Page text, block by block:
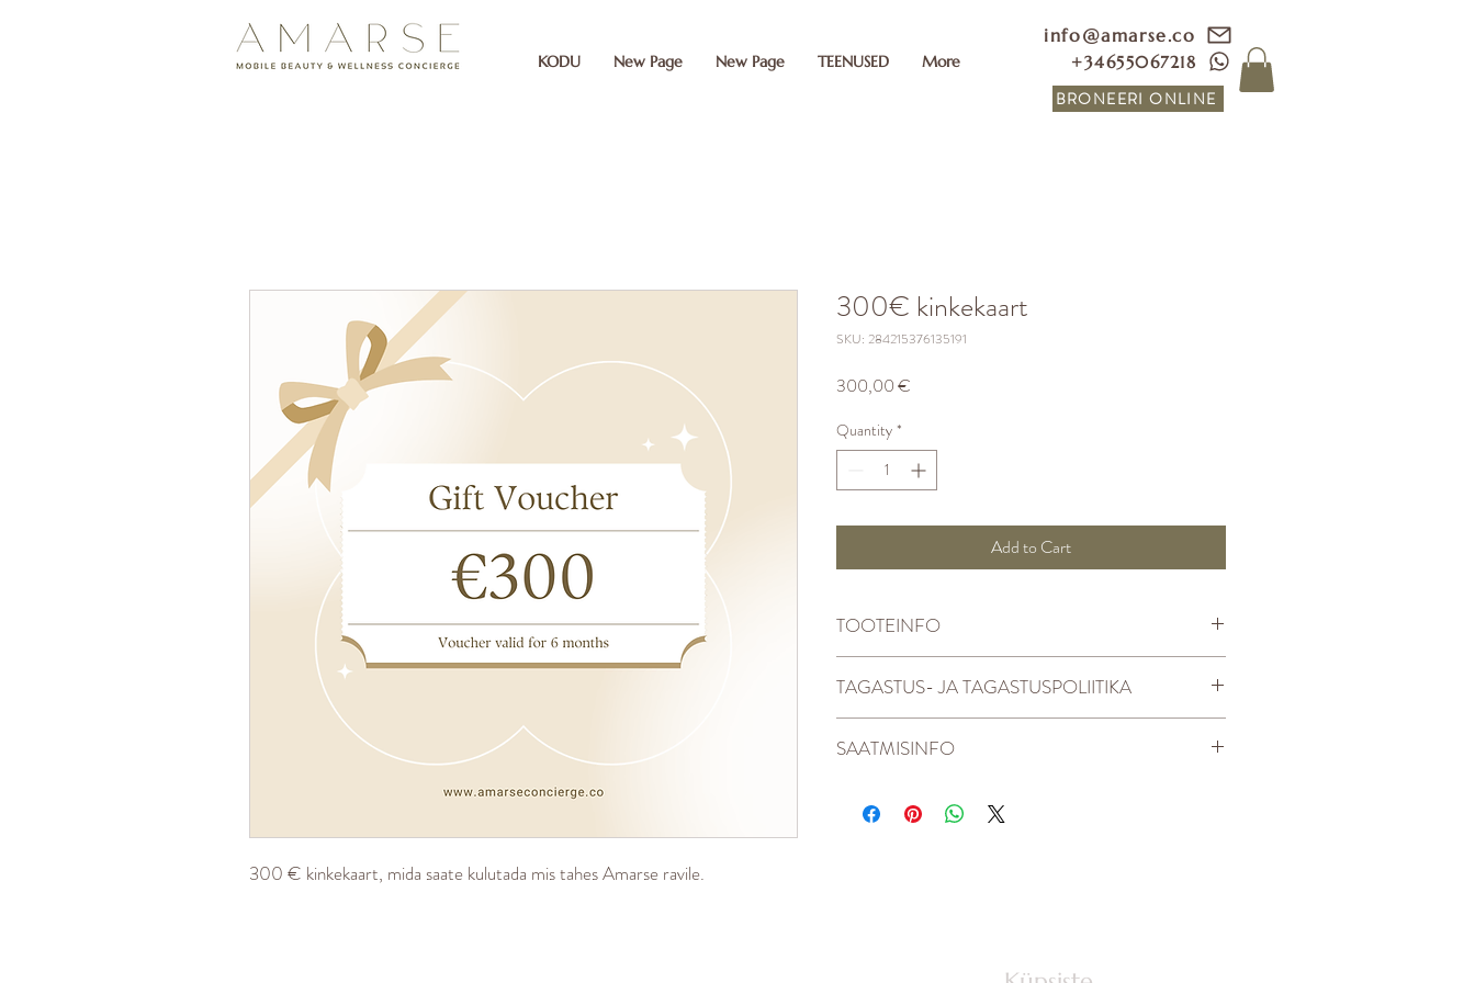
KODU New Page New Page TEENUSED More
info@amarse.co
+34655067218
BRONEERI ONLINE
300 € kinkekaart, mida saate kulutada mis tahes Amarse ravile.
300€ kinkekaart
SKU: 284215376135191
300,00 €
Quantity *
Add to Cart
TOOTEINFO
TAGASTUS- JA TAGASTUSPOLIITIKA
SAATMISINFO
Teie e-vautšer
saadetakse teile